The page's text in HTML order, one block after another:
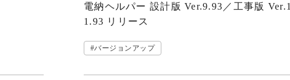
電納ヘルパー 設計版 Ver.9.93／工事版 Ver.1
1.93 リリース
#バージョンアップ